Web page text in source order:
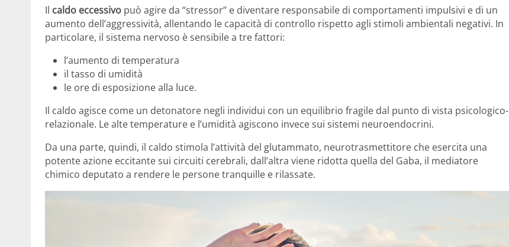
Il caldo eccessivo può agire da “stressor” e diventare responsabile di comportamenti impulsivi e di un
aumento dell’aggressività, allentando le capacità di controllo rispetto agli stimoli ambientali negativi. In
particolare, il sistema nervoso è sensibile a tre fattori:
l’aumento di temperatura
il tasso di umidità
le ore di esposizione alla luce.
Il caldo agisce come un detonatore negli individui con un equilibrio fragile dal punto di vista psicologico-
relazionale. Le alte temperature e l’umidità agiscono invece sui sistemi neuroendocrini.
Da una parte, quindi, il caldo stimola l’attività del glutammato, neurotrasmettitore che esercita una
potente azione eccitante sui circuiti cerebrali, dall’altra viene ridotta quella del Gaba, il mediatore
chimico deputato a rendere le persone tranquille e rilassate.